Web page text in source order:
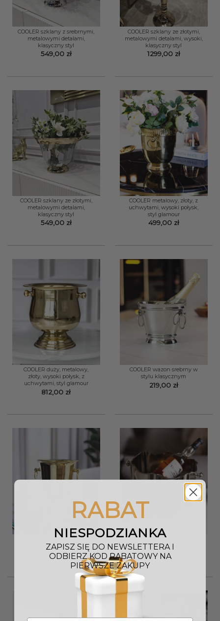
COOLER szklany z srebrnymi,
metalowymi detalami,
klasyczny styl
549,00 zł
COOLER szklany ze złotymi,
metalowymi detalami, wysoki,
klasyczny styl
1299,00 zł
COOLER szklany ze złotymi,
metalowymi detalami,
klasyczny styl
549,00 zł
COOLER metalowy, złoty, z
uchwytami, wysoki połysk,
styl glamour
499,00 zł
COOLER duży, metalowy,
złoty, wysoki połysk, z
uchwytami, styl glamour
812,00 zł
COOLER wazon srebrny w
stylu klasycznym
219,00 zł
COOLER/WAZON metalowy
złoty klasyczny
499,00zł
COOLER do szampana
srebrny metalowy klasyczny
322,40
RABAT
NIESPODZIANKA
ZAPISZ SIĘ DO NEWSLETTERA I
ODBIERZ KOD RABATOWY NA
PIERWSZE ZAKUPY